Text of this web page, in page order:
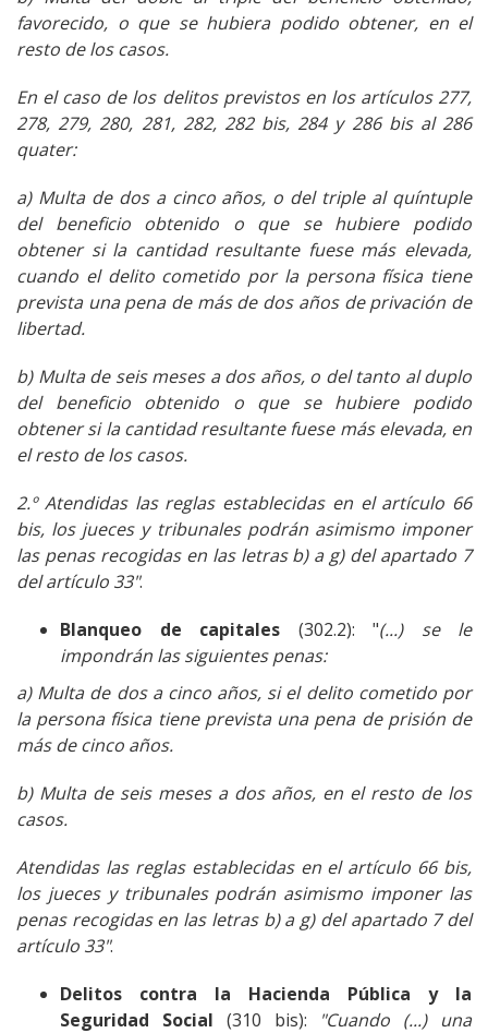
favorecido, o que se hubiera podido obtener, en el
resto de los casos.
En el caso de los delitos previstos en los artículos 277,
278, 279, 280, 281, 282, 282 bis, 284 y 286 bis al 286
quater:
a) Multa de dos a cinco años, o del triple al quíntuple
del beneficio obtenido o que se hubiere podido
obtener si la cantidad resultante fuese más elevada,
cuando el delito cometido por la persona física tiene
prevista una pena de más de dos años de privación de
libertad.
b) Multa de seis meses a dos años, o del tanto al duplo
del beneficio obtenido o que se hubiere podido
obtener si la cantidad resultante fuese más elevada, en
el resto de los casos.
2.º Atendidas las reglas establecidas en el artículo 66
bis, los jueces y tribunales podrán asimismo imponer
las penas recogidas en las letras b) a g) del apartado 7
del artículo 33".
Blanqueo de capitales (302.2): "(...) se le
impondrán las siguientes penas:
a) Multa de dos a cinco años, si el delito cometido por
la persona física tiene prevista una pena de prisión de
más de cinco años.
b) Multa de seis meses a dos años, en el resto de los
casos.
Atendidas las reglas establecidas en el artículo 66 bis,
los jueces y tribunales podrán asimismo imponer las
penas recogidas en las letras b) a g) del apartado 7 del
artículo 33".
Delitos contra la Hacienda Pública y la
Seguridad Social (310 bis):
"Cuando (...) una